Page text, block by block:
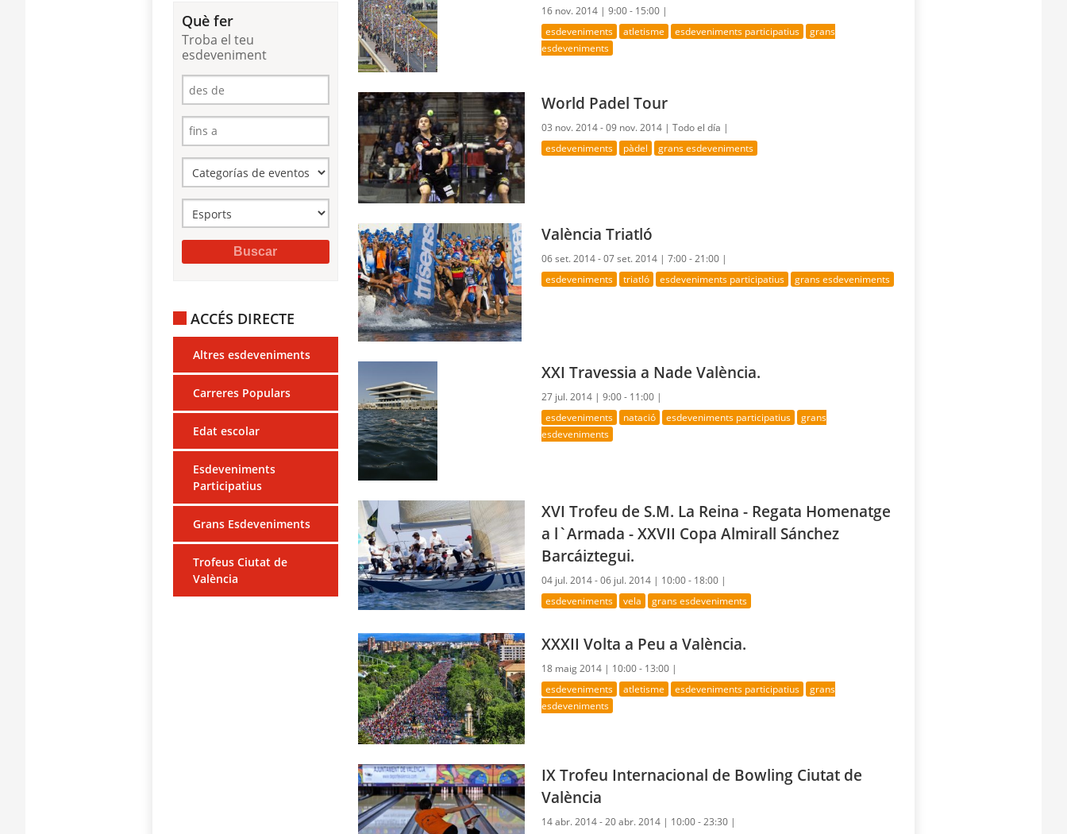
Què fer
Troba el teu
esdeveniment
ACCÉS DIRECTE
Altres esdeveniments
Carreres Populars
Edat escolar
Esdeveniments
Participatius
Grans Esdeveniments
Trofeus Ciutat de
València
16 nov. 2014 |9:00 - 15:00 |
esdeveniments atletisme esdeveniments participatius
grans
esdeveniments
World Padel Tour
03 nov. 2014 - 09 nov. 2014 |Todo el día |
esdeveniments pàdel grans esdeveniments
València Triatló
06 set. 2014 - 07 set. 2014 |7:00 - 21:00 |
esdeveniments triatló esdeveniments participatius grans esdeveniments
XXI Travessia a Nade València.
27 jul. 2014 |9:00 - 11:00 |
esdeveniments natació esdeveniments participatius
grans
esdeveniments
XVI Trofeu de S.M. La Reina - Regata Homenatge
a l`Armada - XXVII Copa Almirall Sánchez
Barcáiztegui.
04 jul. 2014 - 06 jul. 2014 | 10:00 - 18:00 |
esdeveniments vela grans esdeveniments
XXXII Volta a Peu a València.
18 maig 2014 | 10:00 - 13:00 |
esdeveniments atletisme esdeveniments participatius
grans
esdeveniments
IX Trofeu Internacional de Bowling Ciutat de
València
14 abr. 2014 - 20 abr. 2014 | 10:00 - 23:30 |